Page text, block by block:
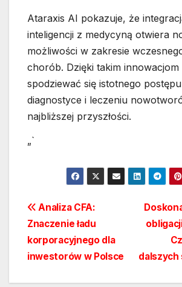
Ataraxis AI pokazuje, że
inteligencji z medycyną otwiera
możliwości w zakresie
chorób. Dzięki takim innowacjom
spodziewać się istotnego
diagnostyce i leczeniu
najbliższej przyszłości.
„`
Nawigacja
wpisu
dalszych
Analiza CFA:
Znaczenie ładu
korporacyjnego dla
inwestorów w Polsce